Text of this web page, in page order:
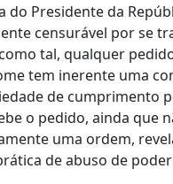
do Presidente da
censurável por se
tal, qualquer
tem inerente uma
de cumprimento
o pedido, ainda que
uma ordem,
de abuso de